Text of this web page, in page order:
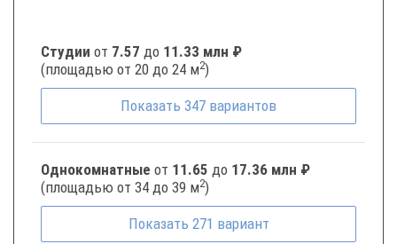
Студии от 7.57 до 11.33 млн ₽
(площадью от 20 до 24 м2)
Показать 347 вариантов
Однокомнатные от 11.65 до 17.36 млн ₽
(площадью от 34 до 39 м2)
Показать 271 вариант